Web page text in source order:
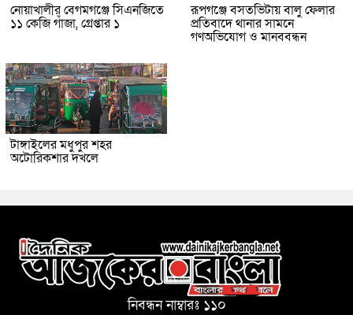
নোয়াখালীর বেগমগঞ্জে সিএনজিতে
১১ কেজি গাঁজা, গ্রেপ্তার ১
রূপগঞ্জে বসতভিটায় বালু ফেলার
প্রতিবাদে থানার সামনে
গণঅভিযোগ ও মানববন্ধন
টাঙ্গাইলের মধুপুর শহর
অটোরিকশার দখলে
নিবন্ধন নাম্বারঃ ১১০